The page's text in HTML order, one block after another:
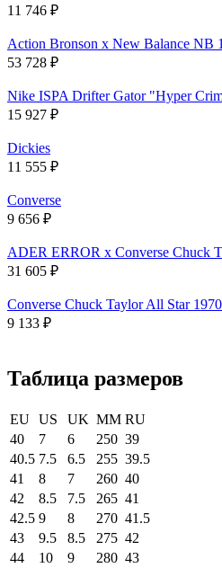
11 746 ₽
Action Bronson x New Balance NB
53 728 ₽
Nike ISPA Drifter Gator "Hyper
15 927 ₽
Dickies
11 555 ₽
Converse
9 656 ₽
ADER ERROR x Converse Chuck
31 605 ₽
Converse Chuck Taylor All Star
9 133 ₽
Таблица размеров
EU US UK MM RU
40
7 6 250 39
40.5 7.5 6.5 255 39.5
41
8 7 260 40
42
8.5 7.5 265 41
42.5 9 8 270 41.5
43
9.5 8.5 275 42
44
10 9 280 43